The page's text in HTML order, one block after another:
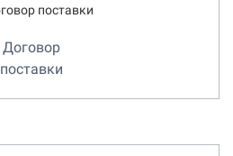
Договор
поставки